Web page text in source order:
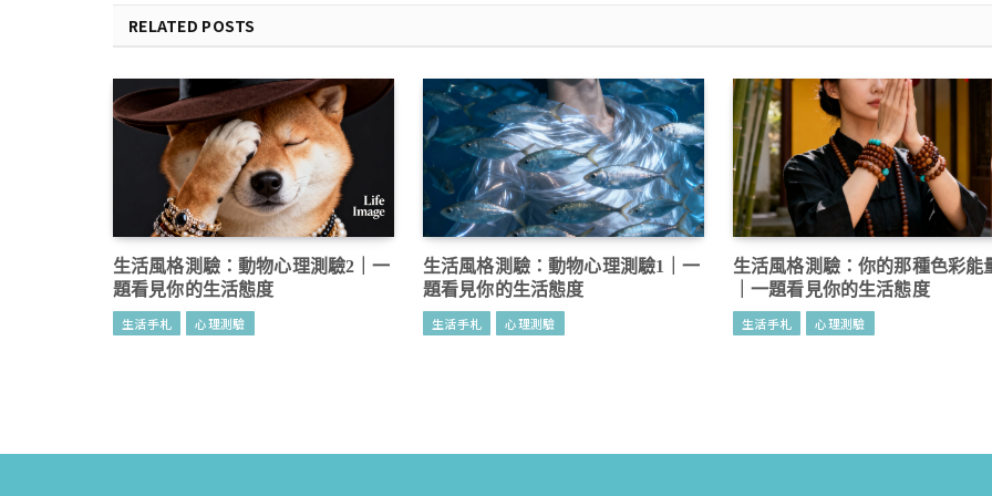
RELATED POSTS
生活風格測驗：動物心理測驗2｜一
題看見你的生活態度
生活手札 心理測驗
生活風格測驗：動物心理測驗1｜一
題看見你的生活態度
生活手札 心理測驗
生活風格測驗：你的那種色彩能
｜一題看見你的生活態度
生活手札 心理測驗